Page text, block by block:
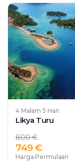
4 Malam 5 Hari
Likya Turu
800 €
749 €
Harga Permulaan